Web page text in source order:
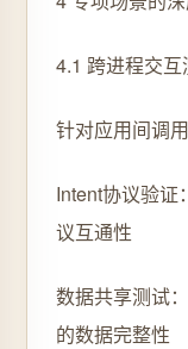
4.1 跨进程交互
针对应用间调
Intent协议验证
议互通性
数据共享测试
的数据完整性